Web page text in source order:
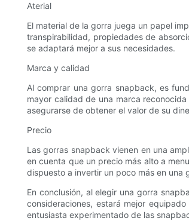
Aterial
El material de la gorra juega un papel
transpirabilidad, propiedades de
se adaptará mejor a sus necesidades.
Marca y calidad
Al comprar una gorra snapback, es
mayor calidad de una marca
asegurarse de obtener el valor de su
Precio
Las gorras snapback vienen en una
en cuenta que un precio más alto a
dispuesto a invertir un poco más en una
En conclusión, al elegir una gorra
consideraciones, estará mejor
entusiasta experimentado de las